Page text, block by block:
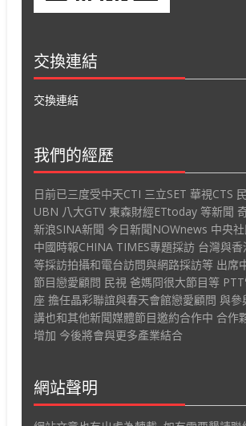
交換連結
交換連結
我們的經歷
日前已三度受中天CTI 三立SET 華視CTS
UBN 八大GTV 東森財經ETtoday 等新聞
新浪SINA新聞 今日新聞NOWnews 中央
中國時報CHINA TIMES專題採訪 台灣與
等採訪拍攝和電台訪問與網路採訪等 出席
節目戀愛顧問 民視 爸媽冏很大節目等
座 擔任晶彩聯誼與春天會館戀愛顧問 與參
講也和其他新聞媒體節目邀約合作中 合作
增加 今後將會與更多產業結合
網站聲明